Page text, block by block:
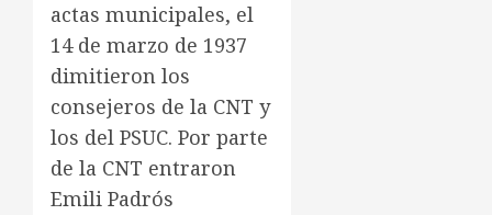
actas municipales, el
14 de marzo de 1937
dimitieron los
consejeros de la CNT y
los del PSUC. Por parte
de la CNT entraron
Emili Padrós